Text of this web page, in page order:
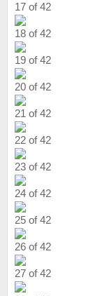
17 of 42
18 of 42
19 of 42
20 of 42
21 of 42
22 of 42
23 of 42
24 of 42
25 of 42
26 of 42
27 of 42